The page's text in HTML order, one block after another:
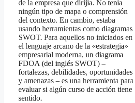
de la empresa que dirijía. No tenía
ningún tipo de mapa o comprensión
del contexto. En cambio, estaba
usando herramientas como diagramas
SWOT. Para aquellos no iniciados en
el lenguaje arcano de la «estrategia»
empresarial moderna, un diagrama
FDOA (del inglés SWOT) –
fortalezas, debilidades, oportunidades
y amenazas – es una herramienta para
evaluar si algún curso de acción tiene
sentido.